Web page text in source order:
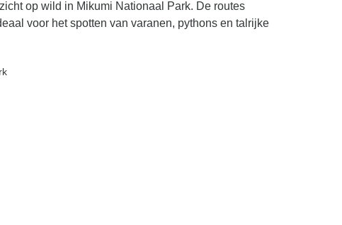
op wild in Mikumi Nationaal Park. De routes
voor het spotten van varanen, pythons en talrijke